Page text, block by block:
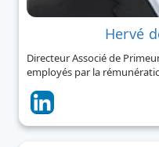
Hervé
Directeur Associé de
employés par la